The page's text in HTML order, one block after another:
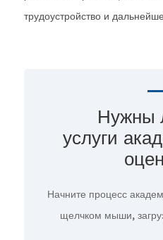
трудоустройство и
Нужны
услуги
Начните процесс
щелчком мыши,